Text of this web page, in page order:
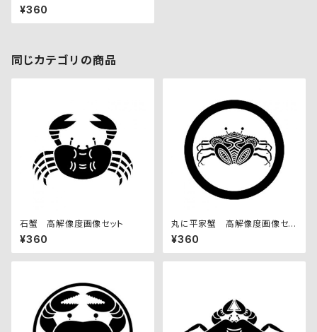
¥360
同じカテゴリの商品
石蟹 高解像度画像セット
¥360
丸に平家蟹 高解像度画像セッ
ト
¥360